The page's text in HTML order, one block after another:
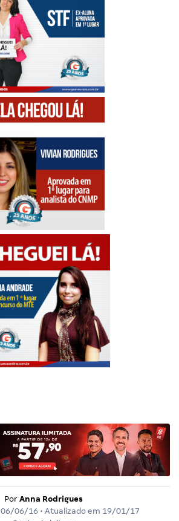
Por Anna Rodrigues
06/06/16 • Atualizado em 19/01/17